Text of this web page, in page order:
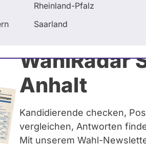
Rheinland-Pfalz
Saarland
WahlRadar
Anhalt
Kandidierende checken,
vergleichen, Antworten
Mit unserem Wahl-
kein zukünftiges
Landes-, Bundes-
über eine